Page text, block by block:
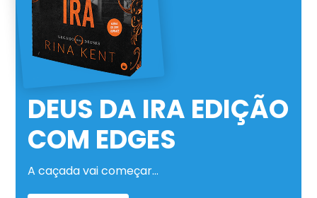
DEUS DA IRA EDIÇÃO
COM EDGES
A caçada vai começar…